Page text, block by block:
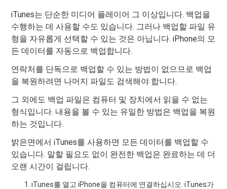
iTunes는 단순한 미디어 플레이어 그 이상입니다. 백업을
수행하는 데 사용할 수도 있습니다. 그러나 백업할 파일 유
형을 자유롭게 선택할 수 있는 것은 아닙니다. iPhone의 모
든 데이터를 자동으로 백업합니다.
연락처를 단독으로 백업할 수 있는 방법이 없으므로 백업
을 복원하려면 나머지 파일도 검색해야 합니다.
그 외에도 백업 파일은 컴퓨터 및 장치에서 읽을 수 없는
형식입니다. 내용을 볼 수 있는 유일한 방법은 백업을 복원
하는 것입니다.
밝은면에서 iTunes를 사용하면 모든 데이터를 백업할 수
있습니다. 말할 필요도 없이 완전한 백업은 완료하는 데 더
오랜 시간이 걸립니다.
iTunes를 열고 iPhone을 컴퓨터에 연결하십시오. iTunes가